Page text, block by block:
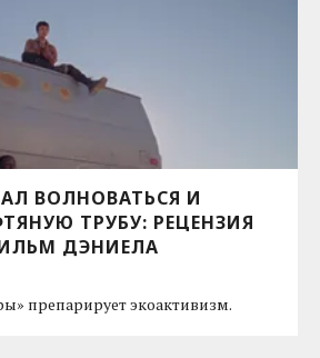
ВОЛНОВАТЬСЯ И
ТРУБУ: РЕЦЕНЗИЯ
ДЭНИЕЛА
препарирует экоактивизм.